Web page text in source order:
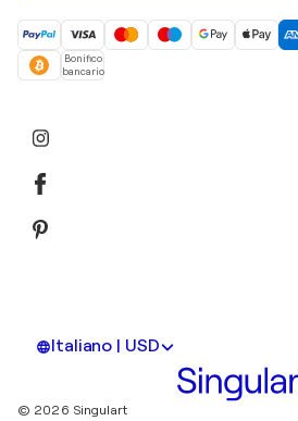
Bonifico
bancario
Italiano | USD
© 2026 Singulart